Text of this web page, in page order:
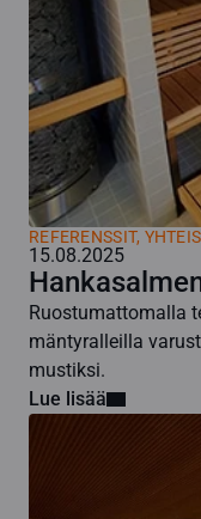
REFERENSSIT,
15.08.2025
Ruostumattomalla
mäntyralleilla
mustiksi.
Lue lisää